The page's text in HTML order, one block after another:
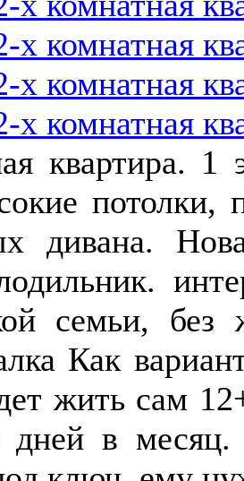
квартира. 1
потолки,
дивана.
семьи,
Как
жить сам
дней в